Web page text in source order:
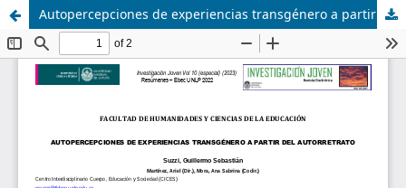
Autopercepciones de experiencias transgénero a partir del autorretrato